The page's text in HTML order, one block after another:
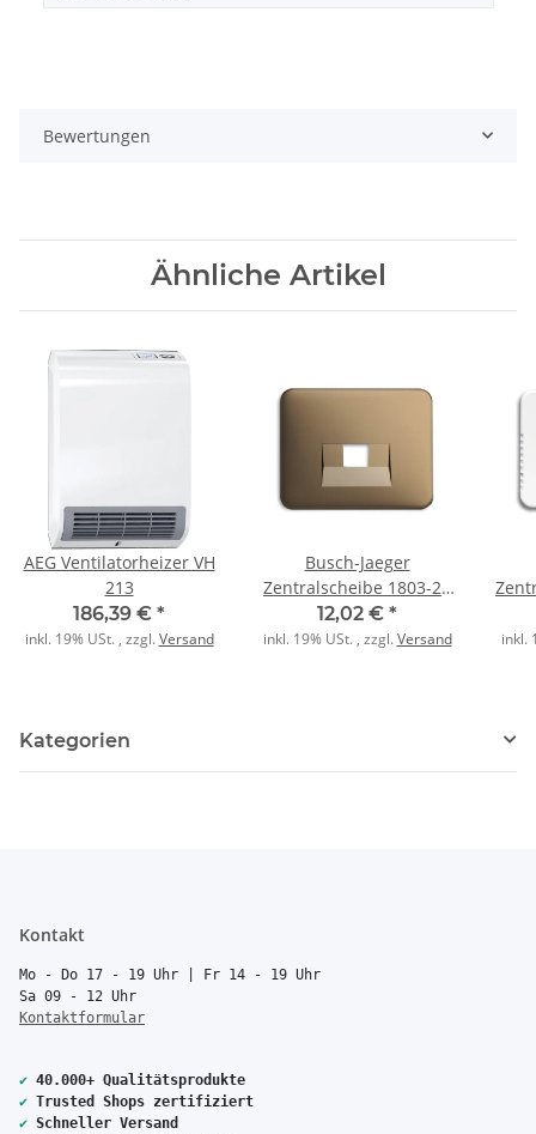
Bewertungen
Ähnliche Artikel
AEG Ventilatorheizer VH
213
186,39 € *
inkl. 19% USt. , zzgl.Versand
Busch-Jaeger
Zentralscheibe 1803-21
alpha nea bronze
12,02 € *
inkl. 19% USt. , zzgl.Versand inkl.
Kategorien
Kontakt
Mo - Do 17 - 19 Uhr | Fr 14 - 19 Uhr
Sa 09 - 12 Uhr
Kontaktformular
✔ 40.000+ Qualitätsprodukte
✔ Trusted Shops zertifiziert
✔ Schneller Versand